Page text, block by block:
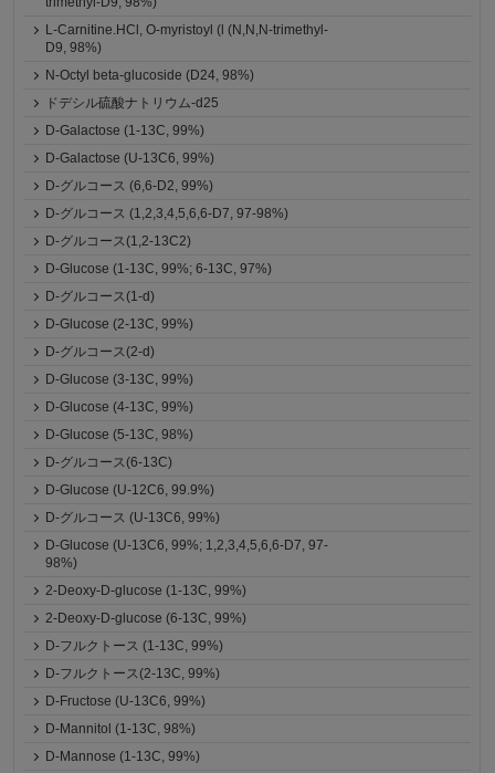
L-Carnitine.HCl, O-myristoyl (l (N,N,N-trimethyl-
D9, 98%)
N-Octyl beta-glucoside (D24, 98%)
ドデシル硫酸ナトリウム-d25
D-Galactose (1-13C, 99%)
D-Galactose (U-13C6, 99%)
D-グルコース (6,6-D2, 99%)
D-グルコース (1,2,3,4,5,6,6-D7, 97-98%)
D-グルコース(1,2-13C2)
D-Glucose (1-13C, 99%; 6-13C, 97%)
D-グルコース(1-d)
D-Glucose (2-13C, 99%)
D-グルコース(2-d)
D-Glucose (3-13C, 99%)
D-Glucose (4-13C, 99%)
D-Glucose (5-13C, 98%)
D-グルコース(6-13C)
D-Glucose (U-12C6, 99.9%)
D-グルコース (U-13C6, 99%)
D-Glucose (U-13C6, 99%; 1,2,3,4,5,6,6-D7, 97-
98%)
2-Deoxy-D-glucose (1-13C, 99%)
2-Deoxy-D-glucose (6-13C, 99%)
D-フルクトース (1-13C, 99%)
D-フルクトース(2-13C, 99%)
D-Fructose (U-13C6, 99%)
D-Mannitol (1-13C, 98%)
D-Mannose (1-13C, 99%)